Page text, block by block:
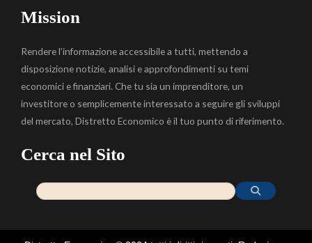
Mission
Rendere l’informazione accessibile a tutti, mettendo a
disposizione notizie, analisi e approfondimenti su temi
economici e finanziari. Che tu sia un imprenditore, un
investitore o semplicemente interessato a seguire gli sviluppi
del mercato, Distretto Economico è il tuo punto di riferimento.
Cerca nel Sito